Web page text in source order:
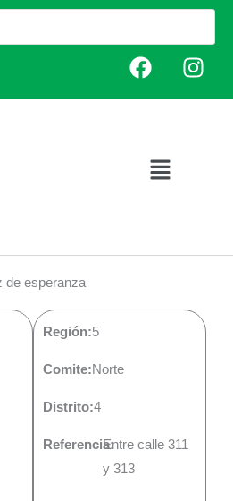
F
a
c
o
I
n
s
Main
de esperanza
Región:5
Comite:Norte
Distrito:4
Referencia:Entre calle 311
y 313